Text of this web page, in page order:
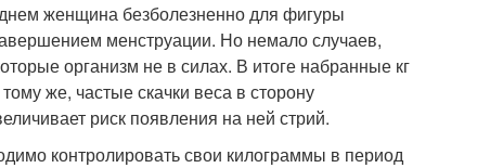
женщина безболезненно для фигуры
менструации. Но немало случаев,
организм не в силах. В итоге набранные кг
же, частые скачки веса в сторону
риск появления на ней стрий.
контролировать свои килограммы в период